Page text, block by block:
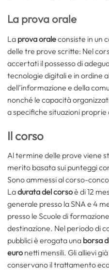
La prova orale
La prova oraleconsiste in un
delle tre prove scritte: Nel
accertati il possesso di
tecnologie digitali e in ordine
dell’informazione e della
nonché le capacità
a specifiche situazioni
Il corso
Al termine delle prove viene
merito basata sui punteggi
Sono ammessi al corso-
Ladurata del corsoè di 12
generale presso la SNA e 4
presso le Scuole di
destinazione. Nel periodo di
pubblici è erogata una borsa
euro netti mensili. Gli allievi
conservano il trattamento